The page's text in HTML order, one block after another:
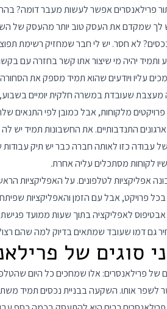
פרילאנסרים אפשר לעשות מעבר דומה?
לך שמקדם את העסק טוב יותר מהעסק של
ותמיד יהיה מי שיצור אתו קשר בחזרה עם
עליו ויודעים שהוא תמיד מספק את
מעצבת שעובדת במשרה חלקית יומיים
מלקוחות, אבל כמובן לפי התנאים
ארגונים התנדבותיים. את החשבונות תמיד
עבודה כזו לאותה חברה כבר יש תיק עבודות
לקוחות מסתכלים עליה אחרת.
אפליקציות לטלפונים. על האפליקציות
פרויקט, אבל עם הזמן והאפליקציות שפיתח
אבטיפוס לאפליקציה בתוך שעות ממועד
גם דמו שעובד שמתאים בדיוק למה שהם
של פרילאנסרים: אלו שמחכים כל היום
לשפר אותו. השקעה בבניית נכסים תמיד